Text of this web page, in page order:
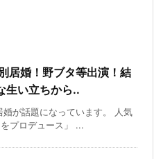
居婚！野ブタ等出演！結
生い立ちから..
婚が話題になっています。 人気
プロデュース」 ...